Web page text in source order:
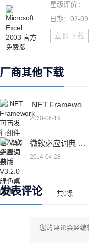
星级评价 :
日期：02-09
立即下载
厂商其他下载
.NET Framework 可再发行组件包 V2.0 免费安装版
2020-06-19
微软必应词典 V3.2.0 绿色桌面版
2014-04-28
发表评论 共0条